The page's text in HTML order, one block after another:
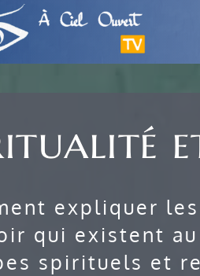
expliquer
qui existent
spirituels et